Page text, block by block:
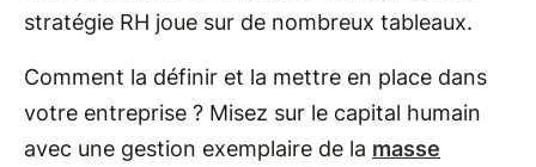
stratégie RH joue sur de nombreux tableaux.
Comment la définir et la mettre en place dans
votre entreprise ? Misez sur le capital humain
avec une gestion exemplaire de la masse